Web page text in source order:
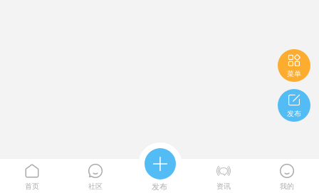

菜单

发布

首页

社区

发布

资讯

我的